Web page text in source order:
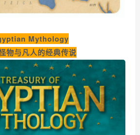
Mythology
物与凡人的经典传说